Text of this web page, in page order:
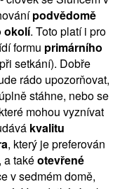
podvědomě
okolí. Toto platí i pro
formu primárního
setkání). Dobře
rádo upozorňovat,
stáhne, nebo se
mohou vyznívat
kvalitu
, který je preferován
a takéotevřené
v sedmém domě,